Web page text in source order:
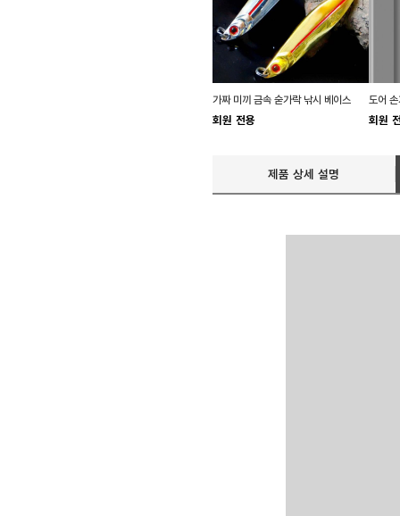
가짜 미끼 금속 숟가락 낚시 베이스
회원 전용
도어
회원
제품 상세 설명